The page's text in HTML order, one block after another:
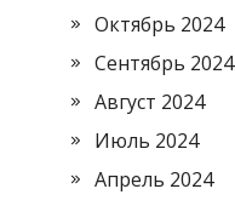
Октябрь 2024
Сентябрь 2024
Август 2024
Июль 2024
Апрель 2024